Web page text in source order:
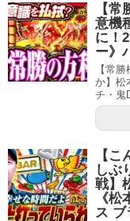
【
意機
に！
ー》
【常
か】松
チ・鬼
【
しぶ
戦】
《
ス ブ